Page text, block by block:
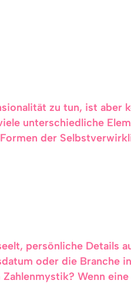
zu tun, ist aber
unterschiedliche
der
persönliche Details
oder die Branche
Wenn eine